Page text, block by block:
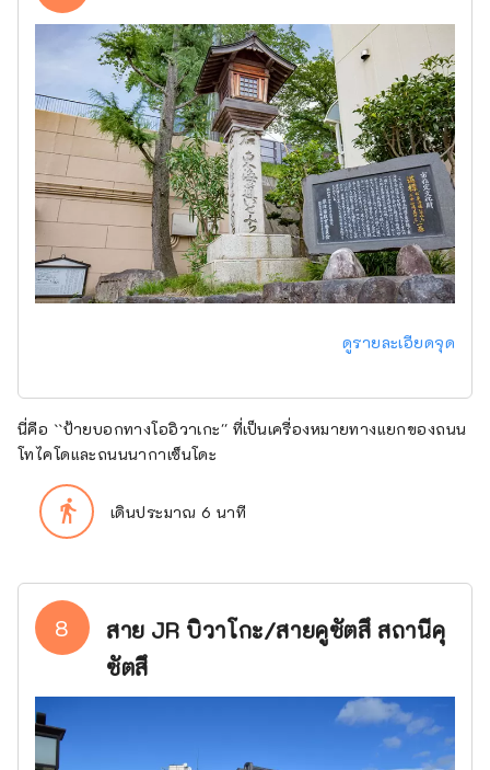
ดูรายละเอียดจุด
นี่คือ ``ป้ายบอกทางโออิวาเกะ'' ที่เป็นเครื่องหมายทางแยกของถนน
โทไคโดและถนนนากาเซ็นโดะ
directions_walk เดินประมาณ 6 นาที
8
สาย JR บิวาโกะ/สายคูซัตสึ สถานีคุ
ซัตสึ